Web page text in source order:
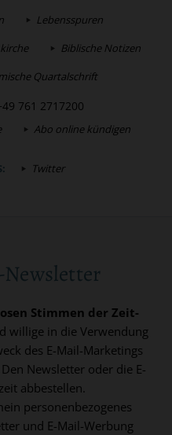
Lebensspuren
Biblische Notizen
Quartalschrift
761 2717200
Abo online kündigen
Twitter
Stimmen der Zeit-
willige in die Verwendung
des E-Mail-Marketings
Newsletter oder die E-
abbestellen.
personenbezogenes
und E-Mail-Werbung